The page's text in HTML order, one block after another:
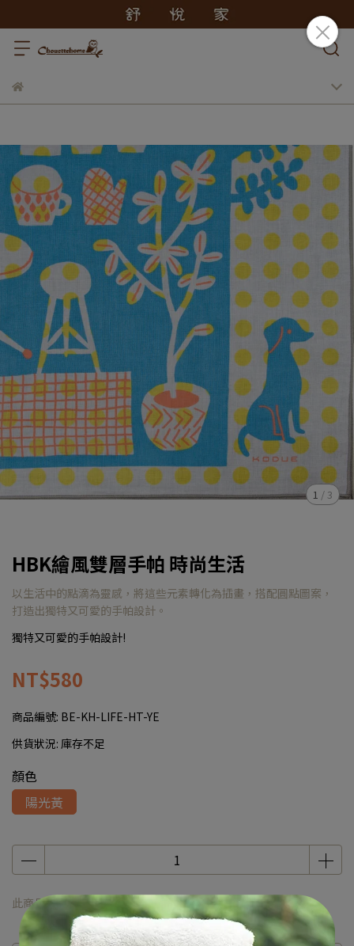
1 / 3
HBK繪風雙層手帕 時尚生活
以生活中的點滴為靈感，將這些元素轉化為插畫，搭配圓點圖案，
打造出獨特又可愛的手帕設計。
獨特又可愛的手帕設計!
NT$580
商品編號: BE-KH-LIFE-HT-YE
供貨狀況: 庫存不足
顏色
陽光黃
此商品 「 最高 」可以折抵紅利 480點 (約等於 NT$480